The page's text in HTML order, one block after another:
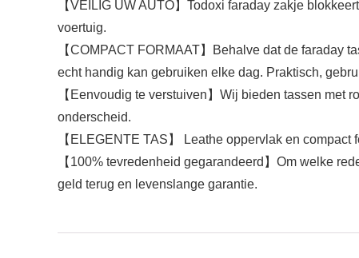
【VEILIG UW AUTO】Todoxi faraday zakje
voertuig.
【COMPACT FORMAAT】Behalve dat de faraday
echt handig kan gebruiken elke dag. Praktisch,
【Eenvoudig te verstuiven】Wij bieden tassen
onderscheid.
【ELEGENTE TAS】 Leathe oppervlak en
【100% tevredenheid gegarandeerd】Om welke
geld terug en levenslange garantie.